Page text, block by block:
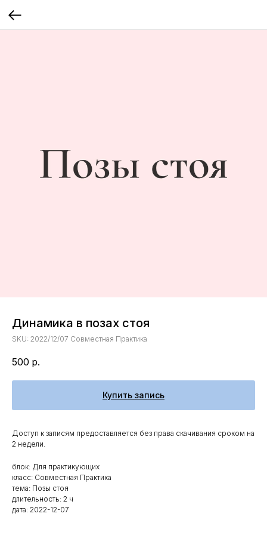
Динамика в позах стоя
SKU: 2022/12/07 Совместная Практика
500 р.
Купить запись
Доступ к записям предоставляется без права скачивания сроком на
2 недели.
блок: Для практикующих
класс: Совместная Практика
тема: Позы стоя
длительность: 2 ч
дата: 2022-12-07